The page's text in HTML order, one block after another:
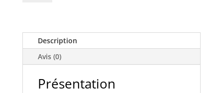
étanche
3600lm
Description
Avis (0)
Présentation